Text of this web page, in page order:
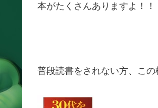
本がたくさんありますよ！！
普段読書をされない方、この